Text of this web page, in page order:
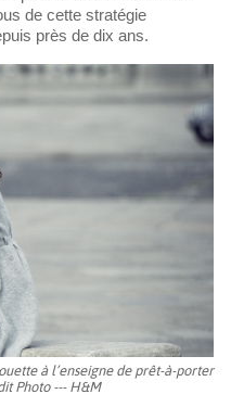
de cette stratégie
près de dix ans.
à l’enseigne de prêt-à-porter
Photo --- H&M